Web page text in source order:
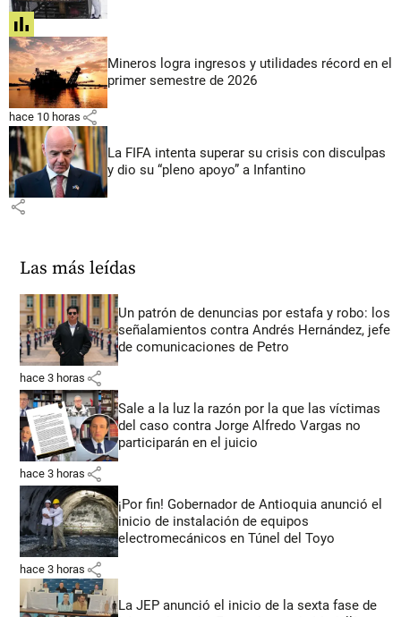
share
Mineros logra ingresos y utilidades récord en el
primer semestre de 2026
hace 10 horas share
La FIFA intenta superar su crisis con disculpas
y dio su “pleno apoyo” a Infantino
share
Las más leídas
Un patrón de denuncias por estafa y robo: los
señalamientos contra Andrés Hernández, jefe
de comunicaciones de Petro
hace 3 horas share
Sale a la luz la razón por la que las víctimas
del caso contra Jorge Alfredo Vargas no
participarán en el juicio
hace 3 horas share
¡Por fin! Gobernador de Antioquia anunció el
inicio de instalación de equipos
electromecánicos en Túnel del Toyo
hace 3 horas share
La JEP anunció el inicio de la sexta fase de